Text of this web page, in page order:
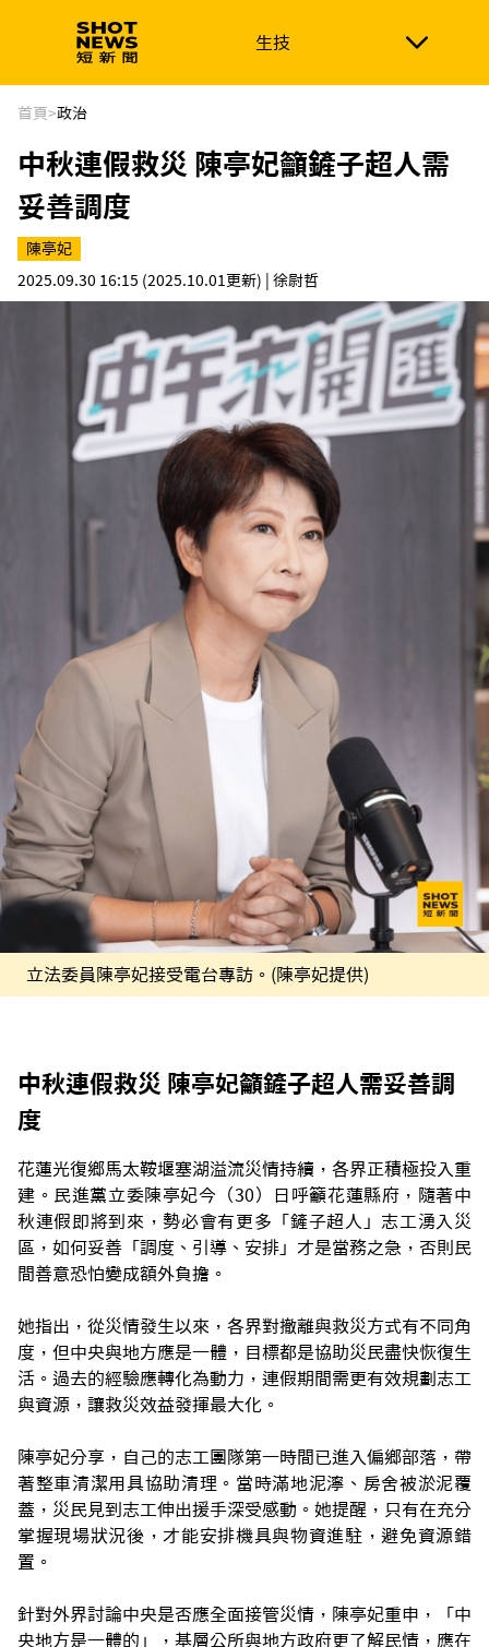
生技
生技 政治
新南向 體育
首頁>政治
中秋連假救災 陳亭妃籲鏟子超人需
妥善調度
陳亭妃
2025.09.30 16:15 (2025.10.01更新) | 徐尉哲
立法委員陳亭妃接受電台專訪。(陳亭妃提供)
中秋連假救災 陳亭妃籲鏟子超人需妥善調
度
花蓮光復鄉馬太鞍堰塞湖溢流災情持續，各界正積極投入重
建。民進黨立委陳亭妃今（30）日呼籲花蓮縣府，隨著中
秋連假即將到來，勢必會有更多「鏟子超人」志工湧入災
區，如何妥善「調度、引導、安排」才是當務之急，否則民
間善意恐怕變成額外負擔。
她指出，從災情發生以來，各界對撤離與救災方式有不同角
度，但中央與地方應是一體，目標都是協助災民盡快恢復生
活。過去的經驗應轉化為動力，連假期間需更有效規劃志工
與資源，讓救災效益發揮最大化。
陳亭妃分享，自己的志工團隊第一時間已進入偏鄉部落，帶
著整車清潔用具協助清理。當時滿地泥濘、房舍被淤泥覆
蓋，災民見到志工伸出援手深受感動。她提醒，只有在充分
掌握現場狀況後，才能安排機具與物資進駐，避免資源錯
置。
針對外界討論中央是否應全面接管災情，陳亭妃重申，「中
央地方是一體的」，基層公所與地方政府更了解民情，應在